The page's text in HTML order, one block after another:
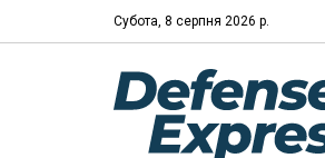
Субота, 8 серпня 2026 р.